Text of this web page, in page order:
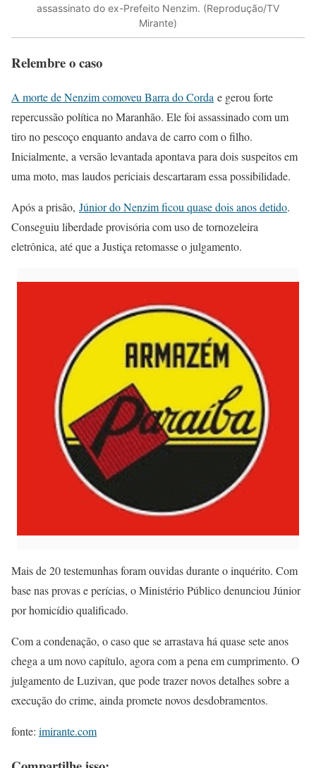
assassinato do ex-Prefeito Nenzim. (Reprodução/TV
Mirante)
Relembre o caso
A morte de Nenzim comoveu Barra do Corda e gerou forte
repercussão política no Maranhão. Ele foi assassinado com um
tiro no pescoço enquanto andava de carro com o filho.
Inicialmente, a versão levantada apontava para dois suspeitos em
uma moto, mas laudos periciais descartaram essa possibilidade.
Após a prisão, Júnior do Nenzim ficou quase dois anos detido.
Conseguiu liberdade provisória com uso de tornozeleira
eletrônica, até que a Justiça retomasse o julgamento.
Mais de 20 testemunhas foram ouvidas durante o inquérito. Com
base nas provas e perícias, o Ministério Público denunciou Júnior
por homicídio qualificado.
Com a condenação, o caso que se arrastava há quase sete anos
chega a um novo capítulo, agora com a pena em cumprimento. O
julgamento de Luzivan, que pode trazer novos detalhes sobre a
execução do crime, ainda promete novos desdobramentos.
fonte: imirante.com